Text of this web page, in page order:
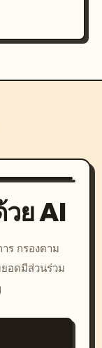
วย AI
ร กรองตาม
ยอดมีส่วนร่วม